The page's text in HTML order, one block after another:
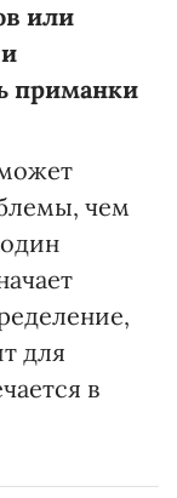
или
приманки
чем
для
в